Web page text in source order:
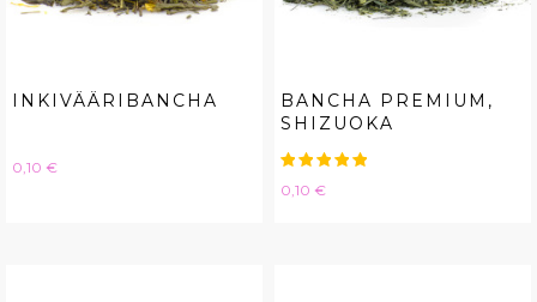
INKIVÄÄRIBANCHA
Hinta
0,10 €
BANCHA PREMIUM,
SHIZUOKA
Hinta
0,10 €